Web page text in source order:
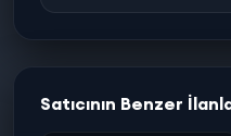
Satıcının Benzer